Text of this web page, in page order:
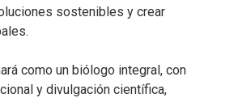
sostenibles y crear
como un biólogo integral, con
y divulgación científica,